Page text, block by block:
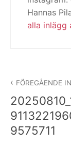
Hannas
alla inlägg
FÖREGÅENDE
9575711